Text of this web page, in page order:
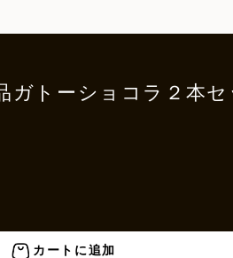
ガトーショコラ２本
カートに追加